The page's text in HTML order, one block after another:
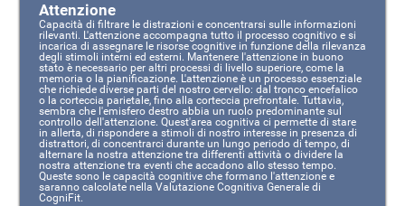
Attenzione
Capacità di filtrare le distrazioni e concentrarsi sulle informazioni
rilevanti. L'attenzione accompagna tutto il processo cognitivo e si
incarica di assegnare le risorse cognitive in funzione della rilevanza
degli stimoli interni ed esterni. Mantenere l'attenzione in buono
stato è necessario per altri processi di livello superiore, come la
memoria o la pianificazione. L'attenzione è un processo essenziale
che richiede diverse parti del nostro cervello: dal tronco encefalico
o la corteccia parietale, fino alla corteccia prefrontale. Tuttavia,
sembra che l'emisfero destro abbia un ruolo predominante sul
controllo dell'attenzione. Quest'area cognitiva ci permette di stare
in allerta, di rispondere a stimoli di nostro interesse in presenza di
distrattori, di concentrarci durante un lungo periodo di tempo, di
alternare la nostra attenzione tra differenti attività o dividere la
nostra attenzione tra eventi che accadono allo stesso tempo.
Queste sono le capacità cognitive che formano l'attenzione e
saranno calcolate nella Valutazione Cognitiva Generale di
CogniFit.